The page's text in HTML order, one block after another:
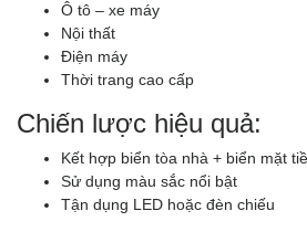
Ô tô – xe máy
Nội thất
Điện máy
Thời trang cao cấp
Chiến lược hiệu quả:
Kết hợp biển tòa nhà + biển mặt
Sử dụng màu sắc nổi bật
Tận dụng LED hoặc đèn chiếu